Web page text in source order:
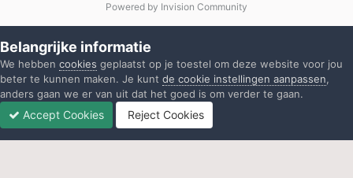
Powered by Invision Community
Belangrijke informatie
We hebben cookies geplaatst op je toestel om deze website voor jou
beter te kunnen maken. Je kunt de cookie instellingen aanpassen,
anders gaan we er van uit dat het goed is om verder te gaan.
Accept Cookies Reject Cookies
Ongelezen